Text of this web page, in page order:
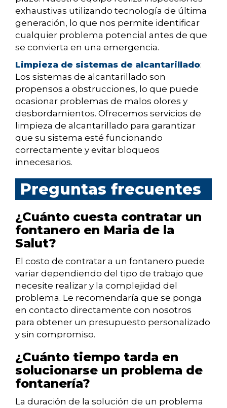
exhaustivas utilizando tecnología de última
generación, lo que nos permite identificar
cualquier problema potencial antes de que
se convierta en una emergencia.
Limpieza de sistemas de alcantarillado:
Los sistemas de alcantarillado son
propensos a obstrucciones, lo que puede
ocasionar problemas de malos olores y
desbordamientos. Ofrecemos servicios de
limpieza de alcantarillado para garantizar
que su sistema esté funcionando
correctamente y evitar bloqueos
innecesarios.
Preguntas frecuentes
¿Cuánto cuesta contratar un
fontanero en Maria de la
Salut?
El costo de contratar a un fontanero puede
variar dependiendo del tipo de trabajo que
necesite realizar y la complejidad del
problema. Le recomendaría que se ponga
en contacto directamente con nosotros
para obtener un presupuesto personalizado
y sin compromiso.
¿Cuánto tiempo tarda en
solucionarse un problema de
fontanería?
La duración de la solución de un problema